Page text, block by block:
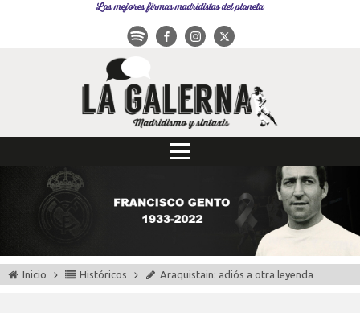
Las mejores firmas madridistas del planeta
Inicio Históricos Araquistain: adiós a otra leyenda